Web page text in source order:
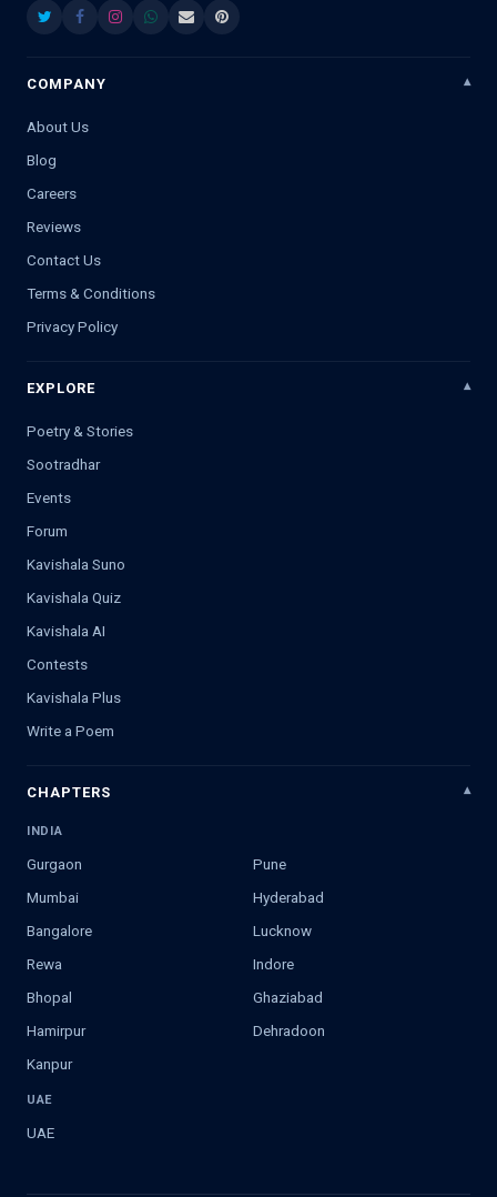
COMPANY
About Us
Blog
Careers
Reviews
Contact Us
Terms & Conditions
Privacy Policy
EXPLORE
Poetry & Stories
Sootradhar
Events
Forum
Kavishala Suno
Kavishala Quiz
Kavishala AI
Contests
Kavishala Plus
Write a Poem
CHAPTERS
INDIA
Gurgaon
Pune
Mumbai
Hyderabad
Bangalore
Lucknow
Rewa
Indore
Bhopal
Ghaziabad
Hamirpur
Dehradoon
Kanpur
UAE
UAE